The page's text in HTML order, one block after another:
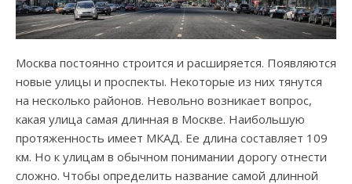
Москва постоянно строится и расширяется. Появляются
новые улицы и проспекты. Некоторые из них тянутся
на несколько районов. Невольно возникает вопрос,
какая улица самая длинная в Москве. Наибольшую
протяженность имеет МКАД. Ее длина составляет 109
км. Но к улицам в обычном понимании дорогу отнести
сложно. Чтобы определить название самой длинной